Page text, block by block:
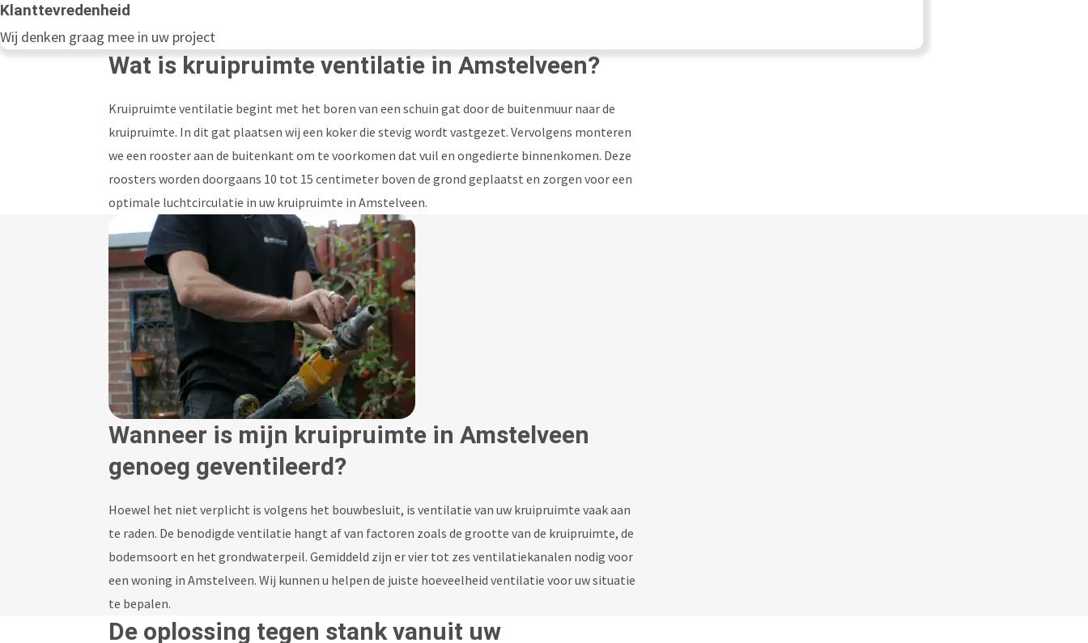
Klanttevredenheid
Wij denken graag mee in uw project
Wat is kruipruimte ventilatie in Amstelveen?
Kruipruimte ventilatie begint met het boren van een schuin gat door de buitenmuur naar de
kruipruimte. In dit gat plaatsen wij een koker die stevig wordt vastgezet. Vervolgens monteren
we een rooster aan de buitenkant om te voorkomen dat vuil en ongedierte binnenkomen. Deze
roosters worden doorgaans 10 tot 15 centimeter boven de grond geplaatst en zorgen voor een
optimale luchtcirculatie in uw kruipruimte in Amstelveen.
Wanneer is mijn kruipruimte in Amstelveen
genoeg geventileerd?
Hoewel het niet verplicht is volgens het bouwbesluit, is ventilatie van uw kruipruimte vaak aan
te raden. De benodigde ventilatie hangt af van factoren zoals de grootte van de kruipruimte, de
bodemsoort en het grondwaterpeil. Gemiddeld zijn er vier tot zes ventilatiekanalen nodig voor
een woning in Amstelveen. Wij kunnen u helpen de juiste hoeveelheid ventilatie voor uw situatie
te bepalen.
De oplossing tegen stank vanuit uw